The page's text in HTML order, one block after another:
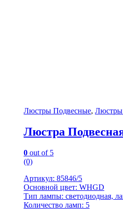
Люстры Подвесные, Люстры
Люстра
0 out of 5
(0)
Артикул: 85846/5
Основной цвет: WHGD
Тип лампы: светодиодная,
Количество ламп: 5